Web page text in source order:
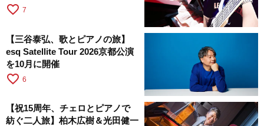
favorite_border 7
【三谷泰弘、歌とピアノの旅】
esq Satellite Tour 2026京都公演
を10月に開催
favorite_border 6
【祝15周年、チェロとピアノで
紡ぐ二人旅】柏木広樹＆光田健一